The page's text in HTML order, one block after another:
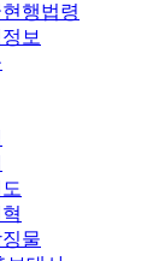
행법령
보
물